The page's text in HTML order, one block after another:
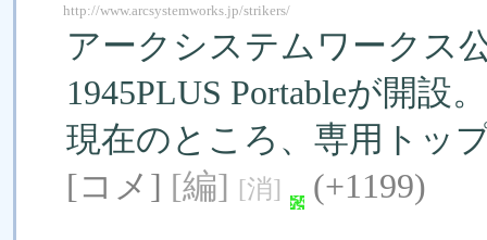
http://www.arcsystemworks.jp/strikers/
アークシステムワークス
1945PLUS Portableが開設。
現在のところ、専用トッ
[コメ] [編] [消] (+1199)